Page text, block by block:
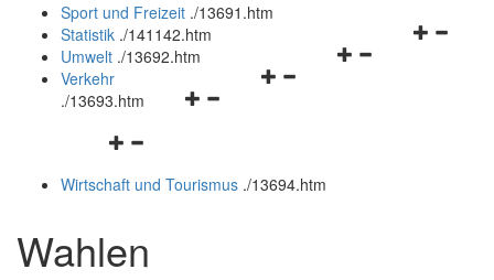
und
schließen
Sport und Freizeit ./13691.htm
Navigationsmenü
Statistik ./141142.htm
Navigationsmenü
Umwelt ./13692.htm
Navigationsmenü
Verkehr
./13693.htm
Navigationsmenü
und
Wirtschaft und Tourismus ./13694.htm
Wahlen